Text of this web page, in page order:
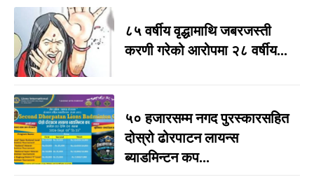
८५ वर्षीय वृद्धामाथि जबरजस्ती
करणी गरेको आरोपमा २८ वर्षीय...
५० हजारसम्म नगद पुरस्कारसहित
दोस्रो ढोरपाटन लायन्स
ब्याडमिन्टन कप...